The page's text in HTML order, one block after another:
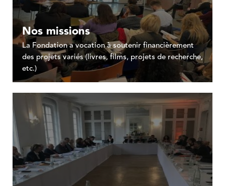
Nos missions
La Fondation a vocation à soutenir financièrement
des projets variés (livres, films, projets de recherche,
etc.)